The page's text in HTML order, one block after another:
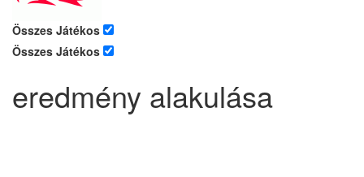
Összes Játékos
Összes Játékos
eredmény alakulása